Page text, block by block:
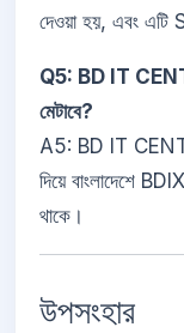
দেওয়া হয়, এবং
Q5: BD IT
মেটাবে?
A5: BD IT
দিয়ে বাংলাদেশে
থাকে।
উপসংহার